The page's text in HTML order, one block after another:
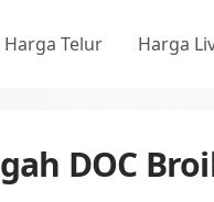
Harga Telur Harga
DOC